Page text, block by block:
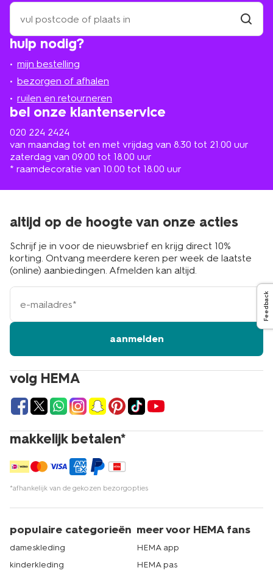
hulp nodig?
mijn bestelling
bezorgen of afhalen
ruilen en retourneren
bel onze klantenservice
020 224 2424
van maandag tot en met vrijdag van 8.30 tot 21.00 uur
zaterdag van 09.00 tot 18.00 uur
* raamdecoratie van 10.00 tot 18.00 uur
zoek
een
winkel
bij
in
de
buurt
volg HEMA
makkelijk betalen*
*afhankelijk van de gekozen bezorgopties
altijd op de hoogte van onze acties
Schrijf je in voor de nieuwsbrief en krijg direct 10%
korting. Ontvang meerdere keren per week de laatste
(online) aanbiedingen. Afmelden kan altijd.
e-
mailadres
aanmelden
populaire categorieën
dameskleding
kinderkleding
meer voor HEMA fans
HEMA app
HEMA pas
Feedback